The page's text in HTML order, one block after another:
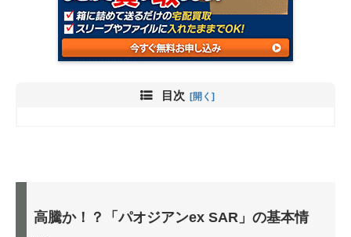
目次
高騰か！？「パオジアンex SAR」の基本情